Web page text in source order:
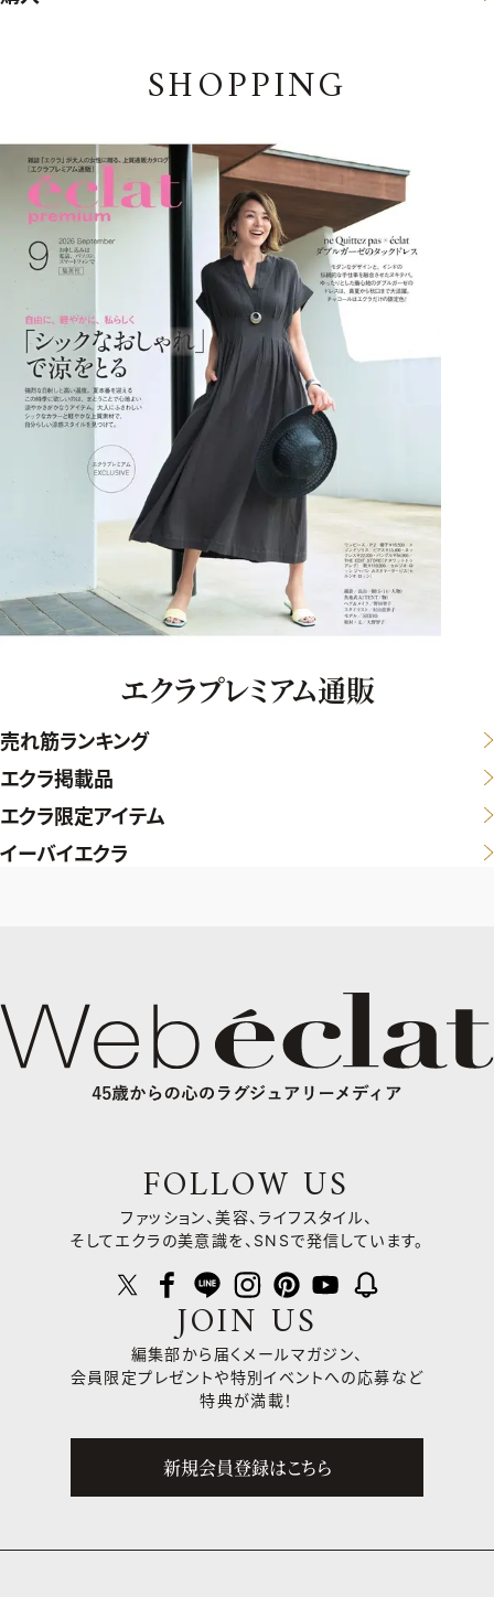
SHOPPING
エクラプレミアム通販
売れ筋ランキング
エクラ掲載品
エクラ限定アイテム
イーバイエクラ
FOLLOW US
ファッション、美容、ライフスタイル、
そしてエクラの美意識を、SNSで発信しています。
JOIN US
編集部から届くメールマガジン、
会員限定プレゼントや特別イベントへの応募など
特典が満載！
新規会員登録はこちら